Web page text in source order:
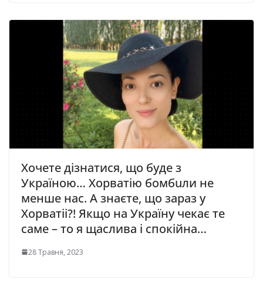
Хочете дізнатися, що буде з
Україною… Хорватію бомбuли не
менше нас. А знаєте, що зараз у
Хорватіі?! Якщо на Україну чекає те
саме – то я щаслива і спокійна…
28 Травня, 2023